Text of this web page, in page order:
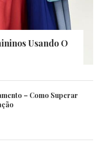
Usando O
– Como Superar